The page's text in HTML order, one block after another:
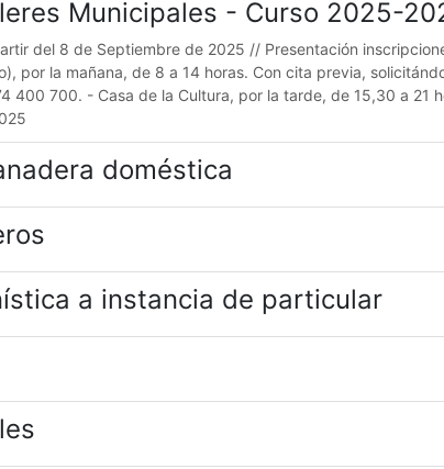
Municipales - Curso 2025-
del 8 de Septiembre de 2025 // Presentación
por la mañana, de 8 a 14 horas. Con cita previa,
400 700. - Casa de la Cultura, por la tarde, de 15,30 a 21
doméstica
a instancia de particular